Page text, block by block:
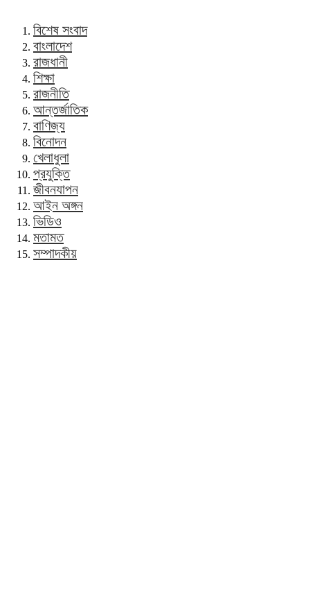
বিশেষ সংবাদ
বাংলাদেশ
রাজধানী
শিক্ষা
রাজনীতি
আন্তর্জাতিক
বাণিজ্য
বিনোদন
খেলাধুলা
প্রযুক্তি
জীবনযাপন
আইন অঙ্গন
ভিডিও
মতামত
সম্পাদকীয়